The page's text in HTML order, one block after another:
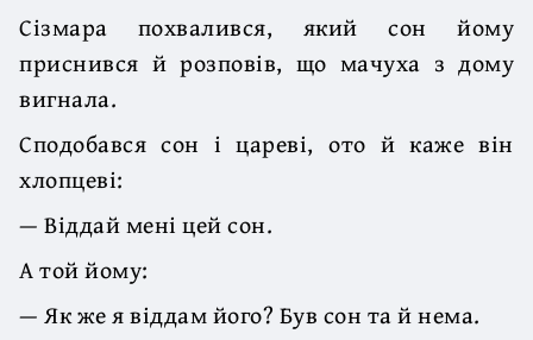
Сізмара похвалився, який сон йому
приснився й розповів, що мачуха з дому
вигнала.
Сподобався сон і цареві, ото й каже він
хлопцеві:
— Віддай мені цей сон.
А той йому:
— Як же я віддам його? Був сон та й нема.